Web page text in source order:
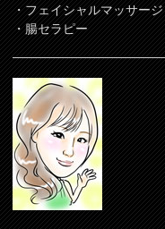
・フェイシャルマッサージ
・腸セラピー